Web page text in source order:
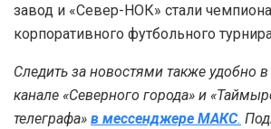
завод и «Север-НОК» стали
корпоративного футбольного
Следить за новостями также удобно
канале «Северного города» и
телеграфа» в мессенджере MAКС.